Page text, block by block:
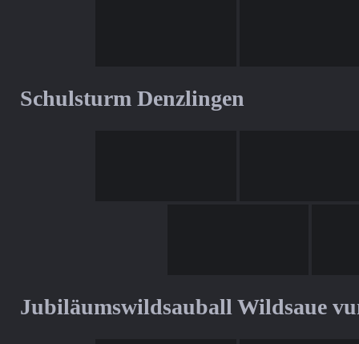
Schulsturm Denzlingen
Jubiläumswildsauball Wildsaue